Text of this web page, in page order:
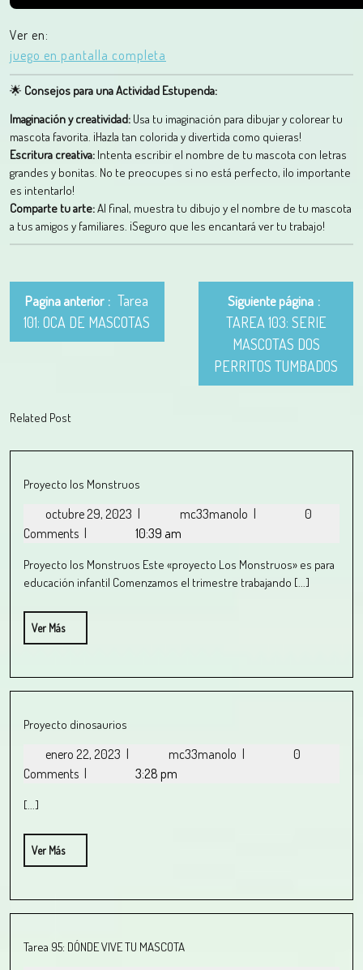
Ver en:
juego en pantalla completa
🌟 Consejos para una Actividad Estupenda:
Imaginación y creatividad: Usa tu imaginación para dibujar y colorear tu
mascota favorita. ¡Hazla tan colorida y divertida como quieras!
Escritura creativa: Intenta escribir el nombre de tu mascota con letras
grandes y bonitas. No te preocupes si no está perfecto, ¡lo importante
es intentarlo!
Comparte tu arte:Al final, muestra tu dibujo y el nombre de tu mascota
a tus amigos y familiares. ¡Seguro que les encantará ver tu trabajo!
Pagina anterior
Tarea
101: OCA DE MASCOTAS
Siguiente página
TAREA 103: SERIE
MASCOTAS DOS
PERRITOS TUMBADOS
Related Post
Proyecto los Monstruos
octubre 29, 2023 mc33manolo
0
Comments
10:39 am
Proyecto los Monstruos Este «proyecto Los Monstruos» es para
educación infantil Comenzamos el trimestre trabajando [...]
Ver Más
Proyecto dinosaurios
enero 22, 2023 mc33manolo
0
Comments
3:28 pm
[...]
Ver Más
Tarea 95: DÓNDE VIVE TU MASCOTA